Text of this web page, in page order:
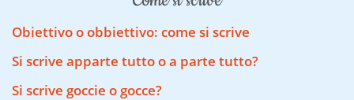
Obiettivo o obbiettivo: come si scrive
Si scrive apparte tutto o a parte tutto?
Si scrive goccie o gocce?